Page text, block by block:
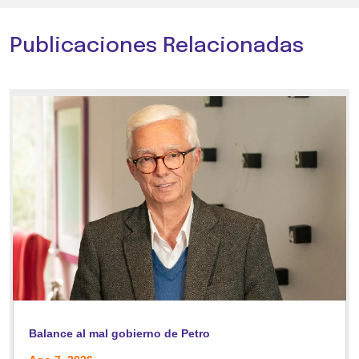
Publicaciones Relacionadas
Balance al mal gobierno de Petro